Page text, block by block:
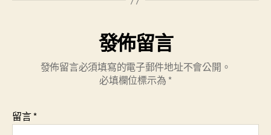
發佈留言
發佈留言必須填寫的電子郵件地址不會公開。
必填欄位標示為 *
留言*